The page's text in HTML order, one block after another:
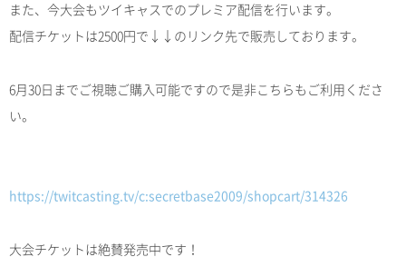
また、今大会もツイキャスでのプレミア配信を行います。
配信チケットは2500円で↓↓のリンク先で販売しております。
6月30日までご視聴ご購入可能ですので是非こちらもご利用くださ
い。
https://twitcasting.tv/c:secretbase2009/shopcart/314326
大会チケットは絶賛発売中です！